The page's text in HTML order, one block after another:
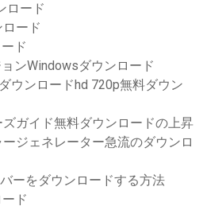
ロード
ード
ド
ンWindowsダウンロード
ウンロードhd 720p無料ダウン
ガイド無料ダウンロードの上昇
ジェネレーター急流のダウンロ
ーをダウンロードする方法
ド